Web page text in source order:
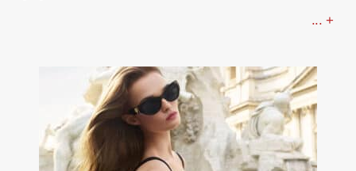
... +